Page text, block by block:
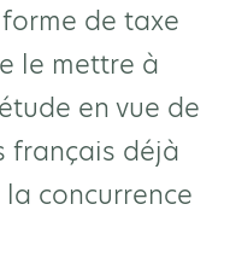
de taxe
le mettre à
en vue de
français déjà
concurrence